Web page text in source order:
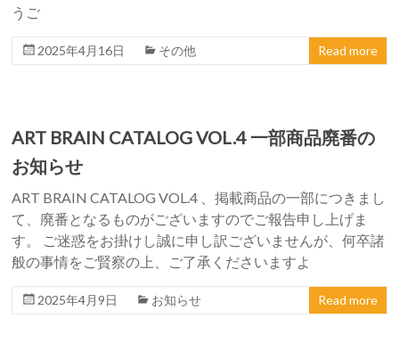
うご
2025年4月16日 その他 Read more
ART BRAIN CATALOG VOL.4 一部商品廃番の
お知らせ
ART BRAIN CATALOG VOL.4 、掲載商品の一部につきまし
て、廃番となるものがございますのでご報告申し上げま
す。 ご迷惑をお掛けし誠に申し訳ございませんが、何卒諸
般の事情をご賢察の上、ご了承くださいますよ
2025年4月9日 お知らせ Read more